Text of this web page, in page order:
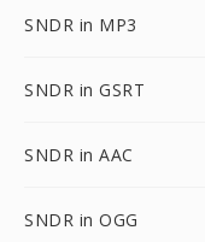
SNDR in MP3
SNDR in GSRT
SNDR in AAC
SNDR in OGG